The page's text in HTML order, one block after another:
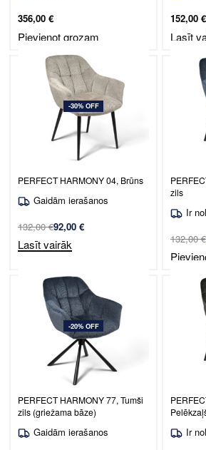
356,00 €
Pievienot grozam
152,00 €
Lasīt
-30% OFF
PERFECT HARMONY 04, Brūns
Gaidām ierašanos
132,00€92,00 €
Lasīt vairāk
zils
Ir
132,00€
-20% OFF
Ēdamistabas krēsls Venice /
PERFECT HARMONY 77, Tumši
zils (griežama bāze)
Gaidām ierašanos
Ir